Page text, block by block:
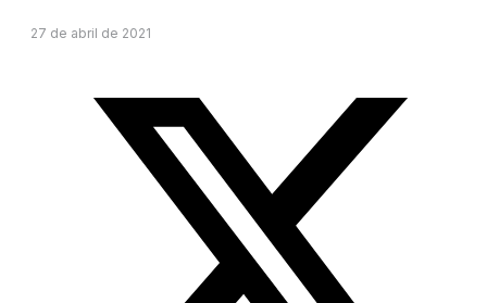
27 de abril de 2021